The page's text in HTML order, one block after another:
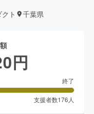
ト 千葉県
円
終了
支援者数176 人